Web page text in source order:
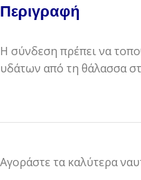
Περιγραφή
Η σύνδεση πρέπει να
υδάτων από τη θάλασσα
Αγοράστε τα καλύτερα